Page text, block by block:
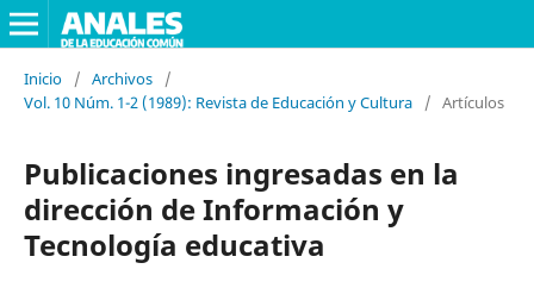
Inicio / Archivos
/
Vol. 10 Núm. 1-2 (1989): Revista de Educación y Cultura
/ Artículos
Publicaciones ingresadas en la
dirección de Información y
Tecnología educativa